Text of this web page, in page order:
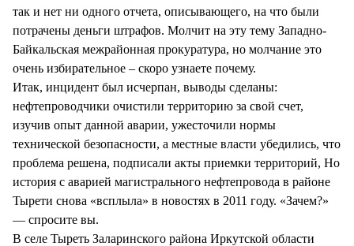
так и нет ни одного отчета, описывающего, на что были
потрачены деньги штрафов. Молчит на эту тему Западно-
Байкальская межрайонная прокуратура, но молчание это
очень избирательное – скоро узнаете почему.
Итак, инцидент был исчерпан, выводы сделаны:
нефтепроводчики очистили территорию за свой счет,
изучив опыт данной аварии, ужесточили нормы
технической безопасности, а местные власти убедились, что
проблема решена, подписали акты приемки территорий, Но
история с аварией магистрального нефтепровода в районе
Тырети снова «всплыла» в новостях в 2011 году. «Зачем?»
— спросите вы.
В селе Тыреть Заларинского района Иркутской области